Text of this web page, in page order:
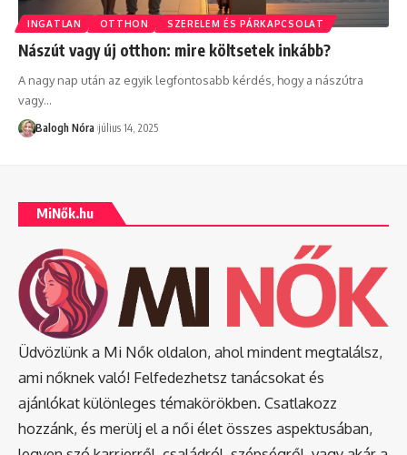
INGATLAN OTTHON SZERELEM ÉS PÁRKAPCSOLAT
Nászút vagy új otthon: mire költsetek inkább?
A nagy nap után az egyik legfontosabb kérdés, hogy a nászútra
vagy…
Balogh Nóra július 14, 2025
MiNők.hu
Üdvözlünk a Mi Nők oldalon, ahol mindent megtalálsz,
ami nőknek való! Felfedezhetsz tanácsokat és
ajánlókat különleges témakörökben. Csatlakozz
hozzánk, és merülj el a női élet összes aspektusában,